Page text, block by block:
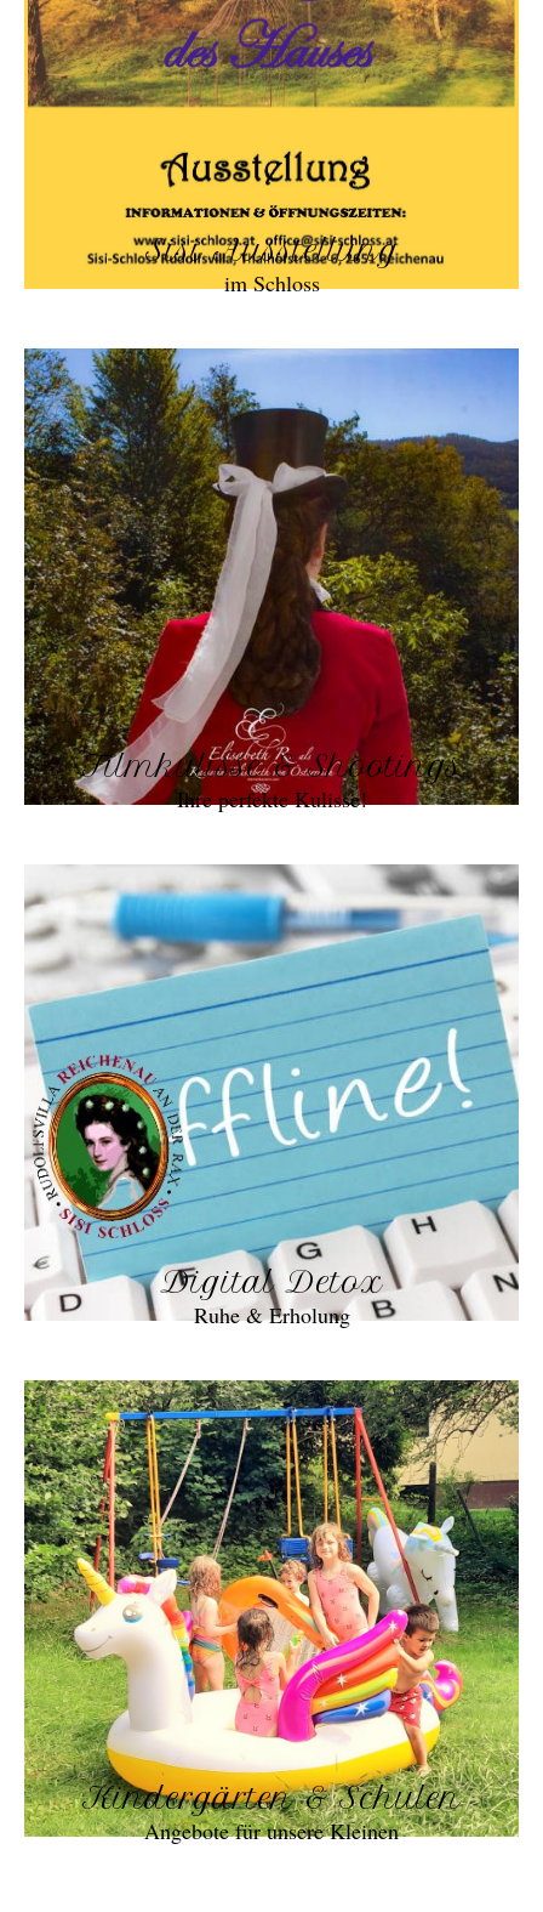
Sisi Ausstellung
im Schloss
Filmkulisse & Shootings
Ihre perfekte Kulisse!
Digital Detox
Ruhe & Erholung
Kindergärten & Schulen
Angebote für unsere Kleinen